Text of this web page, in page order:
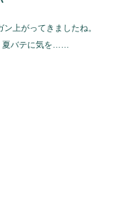
上がってきましたね。
夏バテに気を……